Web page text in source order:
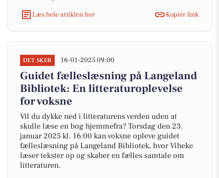
Læs hele artiklen her
Kopiér link
DET SKER 16-01-2025 09:00
Guidet fælleslæsning på Langeland
Bibliotek: En litteraturoplevelse
for voksne
Vil du dykke ned i litteraturens verden uden at
skulle læse en bog hjemmefra? Torsdag den 23.
januar 2025 kl. 16:00 kan voksne opleve guidet
fælleslæsning på Langeland Bibliotek, hvor Vibeke
læser tekster op og skaber en fælles samtale om
litteraturen.